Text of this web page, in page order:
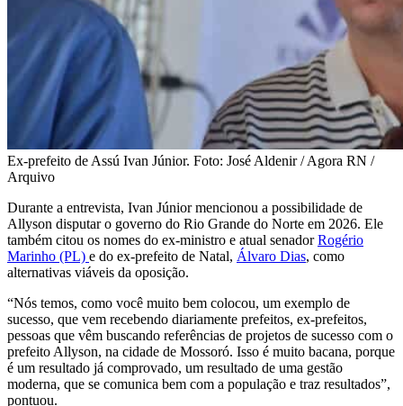
Ex-prefeito de Assú Ivan Júnior. Foto: José Aldenir / Agora RN /
Arquivo
Durante a entrevista, Ivan Júnior mencionou a possibilidade de
Allyson disputar o governo do Rio Grande do Norte em 2026. Ele
também citou os nomes do ex-ministro e atual senadorRogério
Marinho (PL) e do ex-prefeito de Natal, Álvaro Dias, como
alternativas viáveis da oposição.
“Nós temos, como você muito bem colocou, um exemplo de
sucesso, que vem recebendo diariamente prefeitos, ex-prefeitos,
pessoas que vêm buscando referências de projetos de sucesso com o
prefeito Allyson, na cidade de Mossoró. Isso é muito bacana, porque
é um resultado já comprovado, um resultado de uma gestão
moderna, que se comunica bem com a população e traz resultados”,
pontuou.